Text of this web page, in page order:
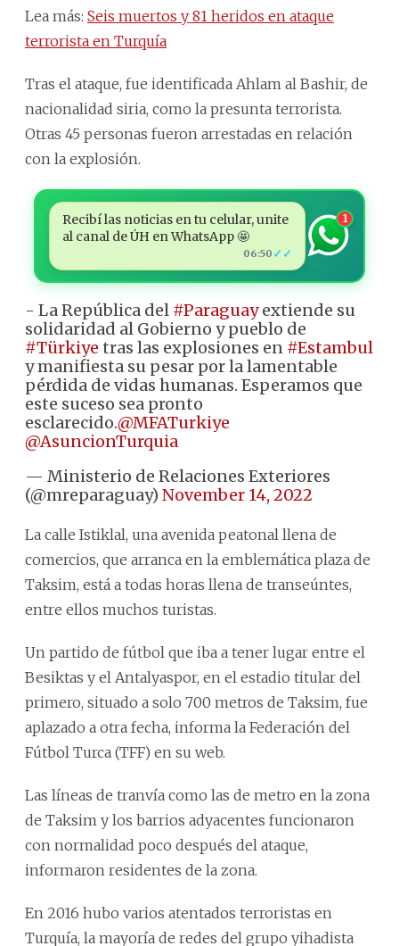
Lea más: Seis muertos y 81 heridos en ataque
terrorista en Turquía
Tras el ataque, fue identificada Ahlam al Bashir, de
nacionalidad siria, como la presunta terrorista.
Otras 45 personas fueron arrestadas en relación
con la explosión.
Recibí las noticias en tu celular, unite
al canal de ÚH en WhatsApp 🤩
06:50 ✓✓
1
- La República del #Paraguayextiende su
solidaridad al Gobierno y pueblo de
#Türkiye tras las explosiones en #Estambul
y manifiesta su pesar por la lamentable
pérdida de vidas humanas. Esperamos que
este suceso sea pronto
esclarecido.@MFATurkiye
@AsuncionTurquia
— Ministerio de Relaciones Exteriores
(@mreparaguay) November 14, 2022
La calle Istiklal, una avenida peatonal llena de
comercios, que arranca en la emblemática plaza de
Taksim, está a todas horas llena de transeúntes,
entre ellos muchos turistas.
Un partido de fútbol que iba a tener lugar entre el
Besiktas y el Antalyaspor, en el estadio titular del
primero, situado a solo 700 metros de Taksim, fue
aplazado a otra fecha, informa la Federación del
Fútbol Turca (TFF) en su web.
Las líneas de tranvía como las de metro en la zona
de Taksim y los barrios adyacentes funcionaron
con normalidad poco después del ataque,
informaron residentes de la zona.
En 2016 hubo varios atentados terroristas en
Turquía, la mayoría de redes del grupo yihadista